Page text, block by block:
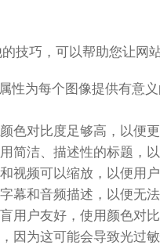
技巧，可以帮助您让网
性为每个图像提供有意
色对比度足够高，以便更
简洁、描述性的标题，以
视频可以缩放，以便用
幕和音频描述，以便无
用户友好，使用颜色对比
因为这可能会导致光过